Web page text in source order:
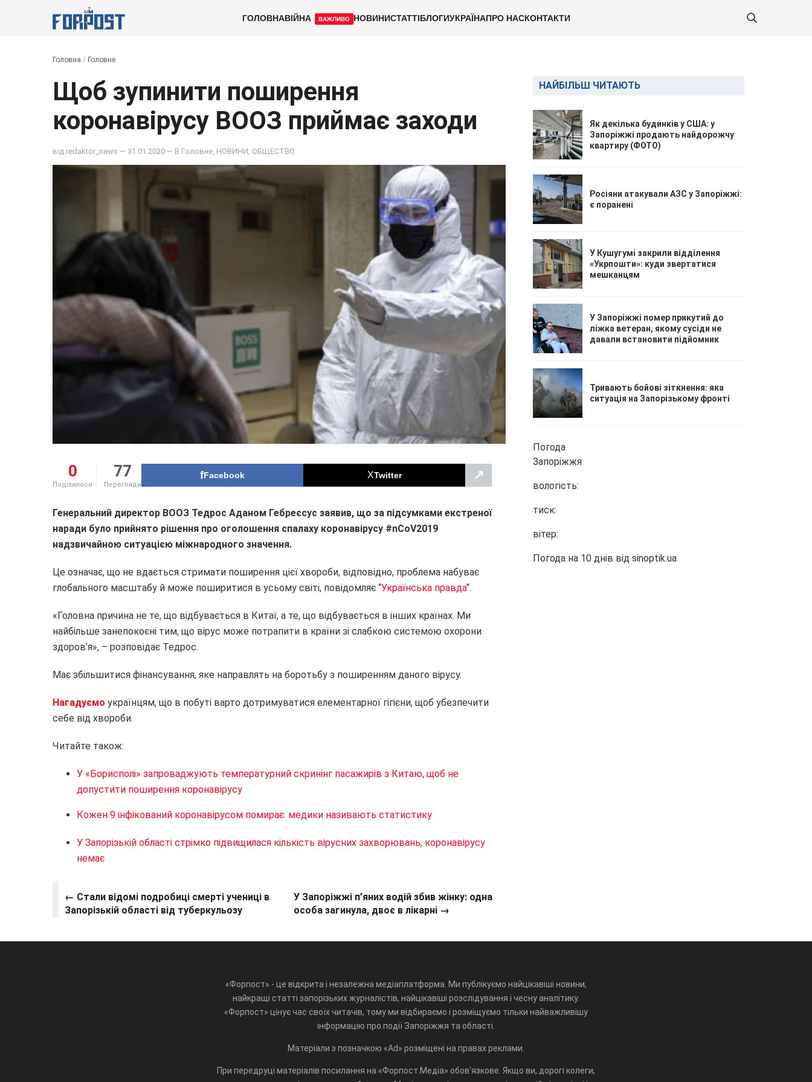
ГОЛОВНАВІЙНА ВАЖЛИВО НОВИНИСТАТТІБЛОГИУКРАЇНАПРО НАСКОНТАКТИ
Головна / Головне
Щоб зупинити поширення
коронавірусу ВООЗ приймає заходи
від redaktor_news — 31.01.2020 — В Головне НОВИНИ ОБЩЕСТВО
0
Поділилося
77
Перегляди
Facebook Twitter ↗
Генеральний директор ВООЗ Тедрос Аданом Гебреєсус заявив, що за підсумками екстреної
наради було прийнято рішення про оголошення спалаху коронавірусу #nCoV2019
надзвичайною ситуацією міжнародного значення.
Це означає, що не вдається стримати поширення цієї хвороби, відповідно, проблема набуває
глобального масштабу й може поширитися в усьому світі, повідомляє “Українська правда“.
«Головна причина не те, що відбувається в Китаї, а те, що відбувається в інших країнах. Ми
найбільше занепокоєні тим, що вірус може потрапити в країни зі слабкою системою охорони
здоров’я», – розповідає Тедрос.
Має збільшитися фінансування, яке направлять на боротьбу з поширенням даного вірусу.
Нагадуємо українцям, що в побуті варто дотримуватися елементарної гігієни, щоб убезпечити
себе від хвороби.
Читайте також:
У «Борисполі» запроваджують температурний скринінг пасажирів з Китаю, щоб не
допустити поширення коронавірусу
Кожен 9 інфікований коронавірусом помирає: медики називають статистику
У Запорізькій області стрімко підвищилася кількість вірусних захворювань, коронавірусу
немає
← Стали відомі подробиці смерті учениці в
Запорізькій області від туберкульозу
У Запоріжжі п’яних водій збив жінку: одна
особа загинула, двоє в лікарні →
НАЙБІЛЬШ ЧИТАЮТЬ
Як декілька будинків у США: у
Запоріжжі продають найдорожчу
квартиру (ФОТО)
Росіяни атакували АЗС у Запоріжжі:
є поранені
У Кушугумі закрили відділення
«Укрпошти»: куди звертатися
мешканцям
У Запоріжжі помер прикутий до
ліжка ветеран, якому сусіди не
давали встановити підйомник
Тривають бойові зіткнення: яка
ситуація на Запорізькому фронті
Погода
Запоріжжя
вологість:
тиск:
вітер:
Погода на 10 днів від sinoptik.ua
«Форпост» - це відкрита і незалежна медіаплатформа. Ми публікуємо найцікавіші новини,
найкращі статті запорізьких журналістів, найцікавіші розслідування і чесну аналітику.
«Форпост» цінує час своїх читачів, тому ми відбираємо і розміщуємо тільки найважливішу
інформацію про події Запоріжжя та області.
Матеріали з позначкою «Ad» розміщені на правах реклами.
При передруці матеріалів посилання на «Форпост.Медіа» обов'язкове. Якщо ви, дорогі колеги,